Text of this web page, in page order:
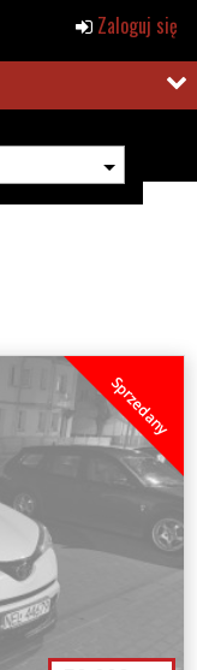
Zaloguj się
Sprzedany